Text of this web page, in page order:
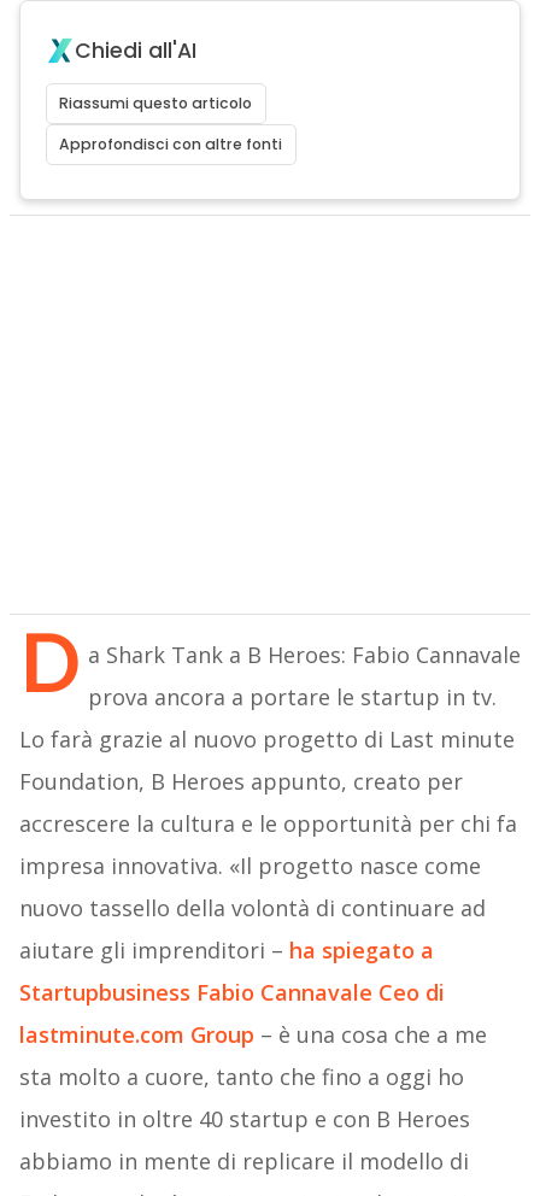
Chiedi all'AI
Riassumi questo articolo
Approfondisci con altre fonti
D a Shark Tank a B Heroes: Fabio Cannavale
prova ancora a portare le startup in tv.
Lo farà grazie al nuovo progetto di Last minute
Foundation, B Heroes appunto, creato per
accrescere la cultura e le opportunità per chi fa
impresa innovativa. «Il progetto nasce come
nuovo tassello della volontà di continuare ad
aiutare gli imprenditori – ha spiegato a
Startupbusiness Fabio Cannavale Ceo di
lastminute.com Group – è una cosa che a me
sta molto a cuore, tanto che fino a oggi ho
investito in oltre 40 startup e con B Heroes
abbiamo in mente di replicare il modello di